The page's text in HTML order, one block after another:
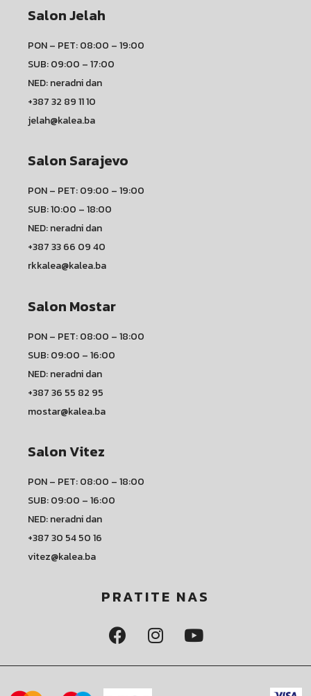
Salon Jelah
PON – PET: 08:00 – 19:00
SUB: 09:00 – 17:00
NED: neradni dan
+387 32 89 11 10
jelah@kalea.ba
Salon Sarajevo
PON – PET: 09:00 – 19:00
SUB: 10:00 – 18:00
NED: neradni dan
+387 33 66 09 40
rkkalea@kalea.ba
Salon Mostar
PON – PET: 08:00 – 18:00
SUB: 09:00 – 16:00
NED: neradni dan
+387 36 55 82 95
mostar@kalea.ba
Salon Vitez
PON – PET: 08:00 – 18:00
SUB: 09:00 – 16:00
NED: neradni dan
+387 30 54 50 16
vitez@kalea.ba
PRATITE NAS